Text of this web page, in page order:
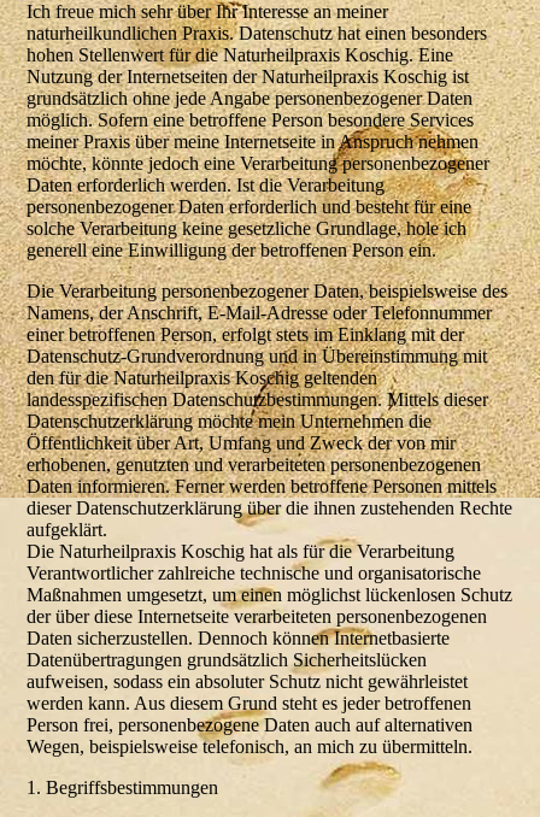
Ich freue mich sehr über Ihr Interesse an meiner
naturheilkundlichen Praxis. Datenschutz hat einen besonders
hohen Stellenwert für die Naturheilpraxis Koschig. Eine
Nutzung der Internetseiten der Naturheilpraxis Koschig ist
grundsätzlich ohne jede Angabe personenbezogener Daten
möglich. Sofern eine betroffene Person besondere Services
meiner Praxis über meine Internetseite in Anspruch nehmen
möchte, könnte jedoch eine Verarbeitung personenbezogener
Daten erforderlich werden. Ist die Verarbeitung
personenbezogener Daten erforderlich und besteht für eine
solche Verarbeitung keine gesetzliche Grundlage, hole ich
generell eine Einwilligung der betroffenen Person ein.
Die Verarbeitung personenbezogener Daten, beispielsweise des
Namens, der Anschrift, E-Mail-Adresse oder Telefonnummer
einer betroffenen Person, erfolgt stets im Einklang mit der
Datenschutz-Grundverordnung und in Übereinstimmung mit
den für die Naturheilpraxis Koschig geltenden
landesspezifischen Datenschutzbestimmungen. Mittels dieser
Datenschutzerklärung möchte mein Unternehmen die
Öffentlichkeit über Art, Umfang und Zweck der von mir
erhobenen, genutzten und verarbeiteten personenbezogenen
Daten informieren. Ferner werden betroffene Personen mittels
dieser Datenschutzerklärung über die ihnen zustehenden Rechte
aufgeklärt.
Die Naturheilpraxis Koschig hat als für die Verarbeitung
Verantwortlicher zahlreiche technische und organisatorische
Maßnahmen umgesetzt, um einen möglichst lückenlosen Schutz
der über diese Internetseite verarbeiteten personenbezogenen
Daten sicherzustellen. Dennoch können Internetbasierte
Datenübertragungen grundsätzlich Sicherheitslücken
aufweisen, sodass ein absoluter Schutz nicht gewährleistet
werden kann. Aus diesem Grund steht es jeder betroffenen
Person frei, personenbezogene Daten auch auf alternativen
Wegen, beispielsweise telefonisch, an mich zu übermitteln.
1. Begriffsbestimmungen